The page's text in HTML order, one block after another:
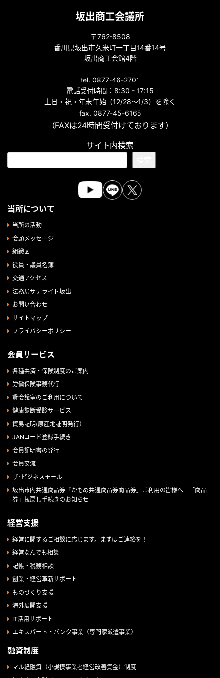
坂出商工会議所
〒762-8508
香川県坂出市久米町一丁目14番14号
坂出商工会館4階
tel. 0877-46-2701
電話受付時間：8:30 - 17:15
土日・祝・年末年始（12/28～1/3）を除く
fax. 0877-45-6165
（FAXは24時間受付けております）
サイト内検索
当所について
当所の活動
会頭メッセージ
組織図
役員・議員名簿
交通アクセス
法務局サテライト坂出
お問い合わせ
サイトマップ
プライバシーポリシー
会員サービス
各種共済・保険制度のご案内
労働保険事務代行
貸会議室のご利用について
健康診断受診サービス
貿易証明(原産地証明発行）
JANコード登録手続き
会員証明書の発行
会員交流
ザ･ビジネスモール
坂出市内共通商品券『かもめ共通商品券商品券」ご利用の皆様へ 「商品
券」払戻し手続きのお知らせ
経営支援
経営に関するご相談に応じます。まずはご連絡を！
経営なんでも相談
記帳・税務相談
創業・経営革新サポート
ものづくり支援
海外展開支援
IT活用サポート
エキスパート・バンク事業（専門家派遣事業）
融資制度
マル経融資（小規模事業者経営改善資金）制度